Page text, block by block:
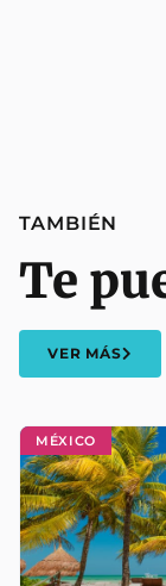
MÉXICO
TAMBIÉN
Te
VER MÁS